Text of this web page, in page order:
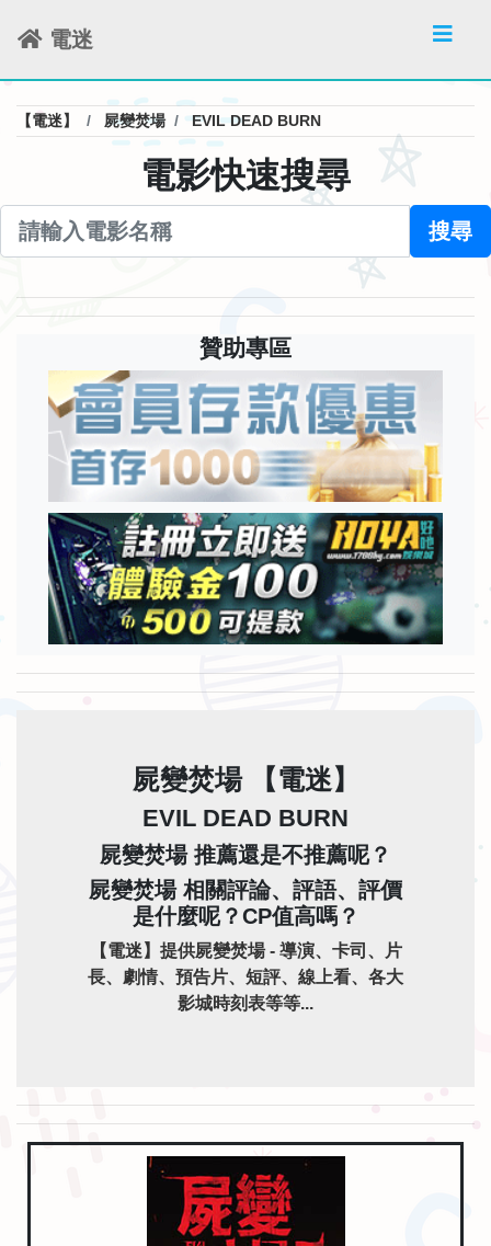
電迷
【電迷】 屍變焚場 EVIL DEAD BURN
電影快速搜尋
搜尋
贊助專區
屍變焚場 【電迷】
EVIL DEAD BURN
屍變焚場 推薦還是不推薦呢？
屍變焚場 相關評論、評語、評價
是什麼呢？CP值高嗎？
【電迷】提供屍變焚場 - 導演、卡司、片
長、劇情、預告片、短評、線上看、各大
影城時刻表等等...